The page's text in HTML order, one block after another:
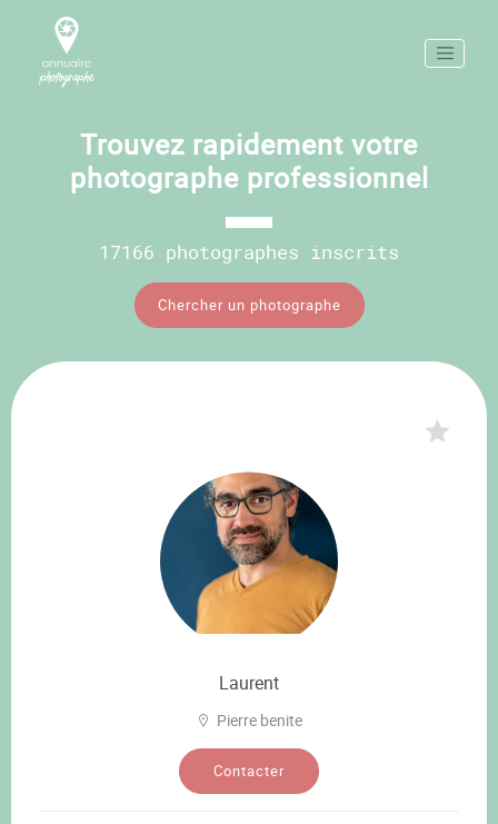
Trouvez rapidement votre
photographe professionnel
17166 photographes inscrits
Chercher un photographe
Laurent
Pierre benite
Contacter